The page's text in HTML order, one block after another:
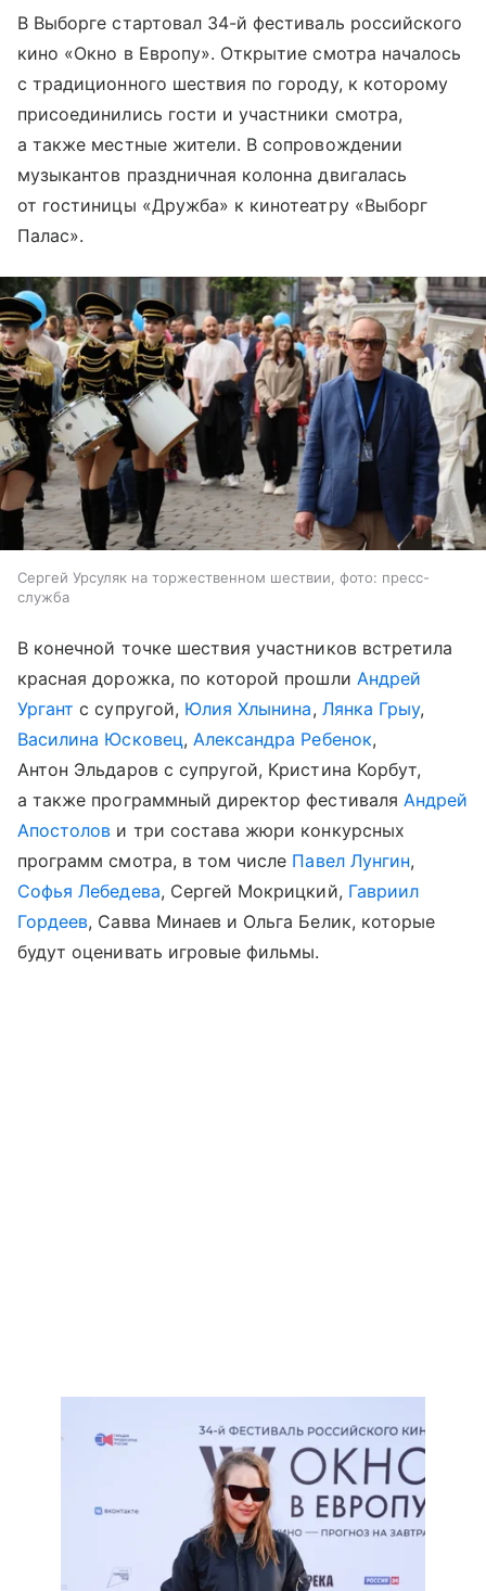
В Выборге стартовал 34-й фестиваль российского
кино «Окно в Европу». Открытие смотра началось
с традиционного шествия по городу, к которому
присоединились гости и участники смотра,
а также местные жители. В сопровождении
музыкантов праздничная колонна двигалась
от гостиницы «Дружба» к кинотеатру «Выборг
Палас».
Сергей Урсуляк на торжественном шествии, фото: пресс-
служба
В конечной точке шествия участников встретила
красная дорожка, по которой прошли Андрей
Ургант с супругой, Юлия Хлынина, Лянка Грыу,
Василина Юсковец, Александра Ребенок,
Антон Эльдаров с супругой, Кристина Корбут,
а также программный директор фестиваля Андрей
Апостолов и три состава жюри конкурсных
программ смотра, в том числе Павел Лунгин,
Софья Лебедева, Сергей Мокрицкий, Гавриил
Гордеев, Савва Минаев и Ольга Белик, которые
будут оценивать игровые фильмы.